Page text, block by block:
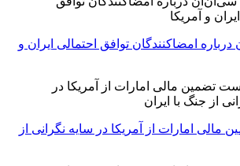
امضاکنندگان توافق احتمالی ایران و
امارات از آمریکا در سایه نگرانی از